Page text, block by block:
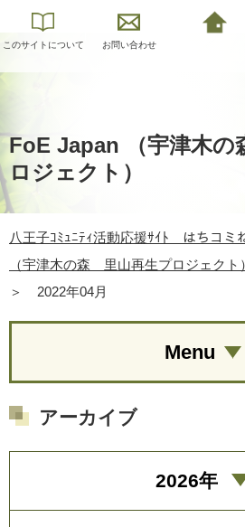
このサイトについて お問い合わせ
FoE Japan （宇津木
ロジェクト）
八王子ｺﾐｭﾆﾃｨ活動応援ｻｲﾄ はちコミ
（宇津木の森 里山再生プロジェクト）
＞
2022年04月
Menu
アーカイブ
2026年